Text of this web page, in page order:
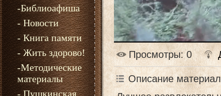
-Библиоафиша
- Новости
- Книга памяти
- Жить здорово!
-Методические
материалы
- Пушкинская
Просмотры: 0
Описание